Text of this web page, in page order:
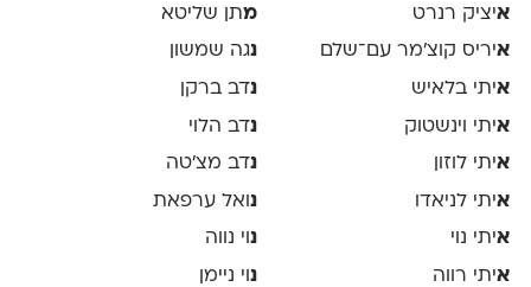
איציק רנרט
איריס קוצ׳מר עם־שלם
איתי בלאיש
איתי וינשטוק
איתי לוזון
איתי לניאדו
איתי נוי
איתי רווה
מתן שליטא
נגה שמשון
נדב ברקן
נדב הלוי
נדב מצ׳טה
נ ואל ערפאת
נוי נווה
נ וי ניימן